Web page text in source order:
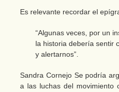
Es relevante recordar el
“Algunas veces, por un
la historia debería sentir
y alertarnos”.
Sandra Cornejo Se podría
a las luchas del movimiento